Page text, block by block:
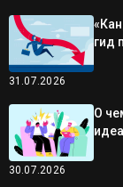
31.07.2026
гид
30.07.2026
О